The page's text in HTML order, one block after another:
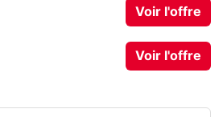
Voir l'offre
Voir l'offre